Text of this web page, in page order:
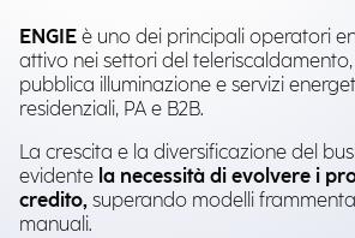
ENGIE è uno dei principali operatori
attivo nei settori del
pubblica illuminazione e servizi
residenziali, PA e B2B.
La crescita e la diversificazione del
evidente la necessità di evolvere i
credito, superando modelli
manuali.